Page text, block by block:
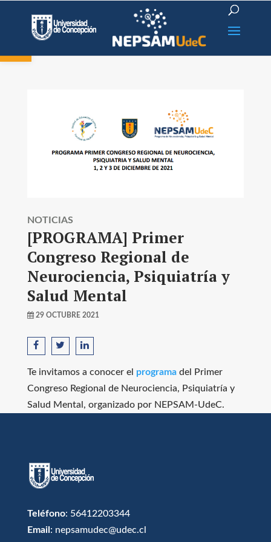
Open toolbar
NOTICIAS
[PROGRAMA] Primer
Congreso Regional de
Neurociencia, Psiquiatría y
Salud Mental
29 OCTUBRE 2021
Te invitamos a conocer el programadel Primer
Congreso Regional de Neurociencia, Psiquiatría y
Salud Mental, organizado por NEPSAM-UdeC.
Teléfono: 56412203344
Email : nepsamudec@udec.cl